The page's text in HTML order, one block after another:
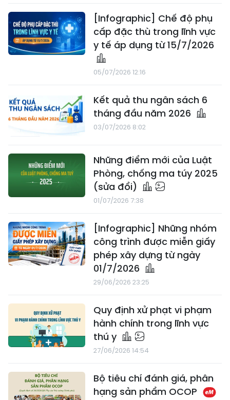
[Infographic] Chế độ phụ
cấp đặc thù trong lĩnh vực
y tế áp dụng từ 15/7/2026
05/07/2026 12:16
Kết quả thu ngân sách 6
tháng đầu năm 2026
03/07/2026 8:02
Những điểm mới của Luật
Phòng, chống ma túy 2025
(sửa đổi)
01/07/2026 7:38
[Infographic] Những nhóm
công trình được miễn giấy
phép xây dựng từ ngày
01/7/2026
29/06/2026 23:25
Quy định xử phạt vi phạm
hành chính trong lĩnh vực
thú y
27/06/2026 14:54
Bộ tiêu chí đánh giá, phân
hạng sản phẩm OCOP